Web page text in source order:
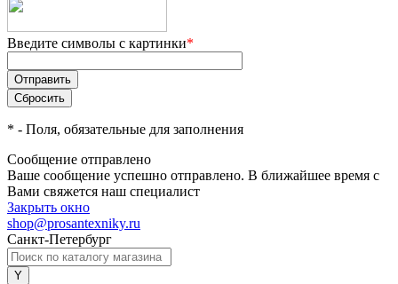
Введите символы с картинки*
* - Поля, обязательные для заполнения
Сообщение отправлено
Ваше сообщение успешно отправлено. В ближайшее время с
Вами свяжется наш специалист
Закрыть окно
shop@prosantexniky.ru
Санкт-Петербург